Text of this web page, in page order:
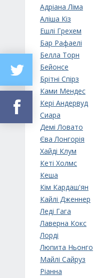
Адріана Ліма
Аліша Кіз
Ешлі Грехем
Бар Рафаелі
Белла Торн
Бейонсе
Брітні Спірз
Ками Мендес
Кері Андервуд
Сиара
Демі Ловато
Єва Лонгорія
Хайді Клум
Кеті Холмс
Кеша
Кім Кардаш'ян
Кайлі Дженнер
Леді Гага
Лаверна Кокс
Лорді
Люпита Ньонго
Майлі Сайруз
Ріанна